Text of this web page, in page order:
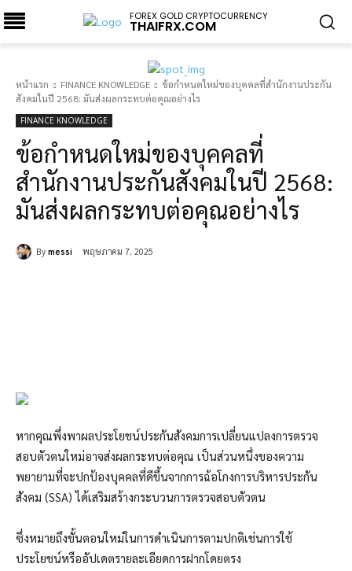
FOREX GOLD CRYPTOCURRENCY
THAIFRX.COM
หน้าแรก FINANCE KNOWLEDGE
ข้อกำหนดใหม่ของบุคคลที่สำนักงานประกัน
สังคมในปี 2568: มันส่งผลกระทบต่อคุณอย่างไร
FINANCE KNOWLEDGE
ข้อกำหนดใหม่ของบุคคลที่
สำนักงานประกันสังคมในปี 2568:
มันส่งผลกระทบต่อคุณอย่างไร
By messi พฤษภาคม 7, 2025
หากคุณพึ่งพาผลประโยชน์ประกันสังคมการเปลี่ยนแปลงการตรวจ
สอบตัวตนใหม่อาจส่งผลกระทบต่อคุณ เป็นส่วนหนึ่งของความ
พยายามที่จะปกป้องบุคคลที่ดีขึ้นจากการฉ้อโกงการบริหารประกัน
สังคม (SSA) ได้เสริมสร้างกระบวนการตรวจสอบตัวตน
ซึ่งหมายถึงขั้นตอนใหม่ในการดำเนินการตามปกติเช่นการใช้
ประโยชน์หรืออัปเดตรายละเอียดการฝากโดยตรง